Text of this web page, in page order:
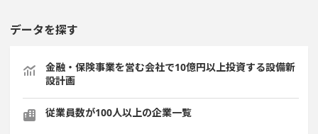
データを探す
金融・保険事業を営む会社で10億円以上投資する設備新
設計画
従業員数が100人以上の企業一覧